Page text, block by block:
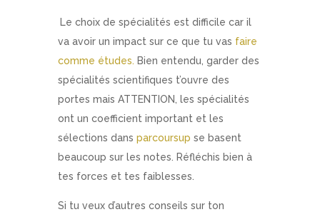
Le choix de spécialités est difficile car il
va avoir un impact sur ce que tu vas faire
comme études. Bien entendu, garder des
spécialités scientifiques t’ouvre des
portes mais ATTENTION, les spécialités
ont un coefficient important et les
sélections dans parcoursup se basent
beaucoup sur les notes. Réfléchis bien à
tes forces et tes faiblesses.
Si tu veux d’autres conseils sur ton